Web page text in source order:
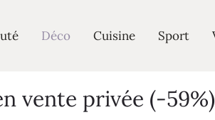
Déco Cuisine Sport
vente privée (-59%)